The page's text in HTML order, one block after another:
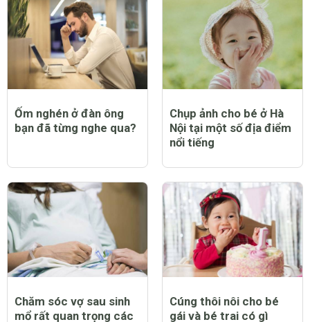
Ốm nghén ở đàn ông
bạn đã từng nghe qua?
Chụp ảnh cho bé ở Hà
Nội tại một số địa điểm
nổi tiếng
Chăm sóc vợ sau sinh
mổ rất quan trọng các
Cúng thôi nôi cho bé
gái và bé trai có gì